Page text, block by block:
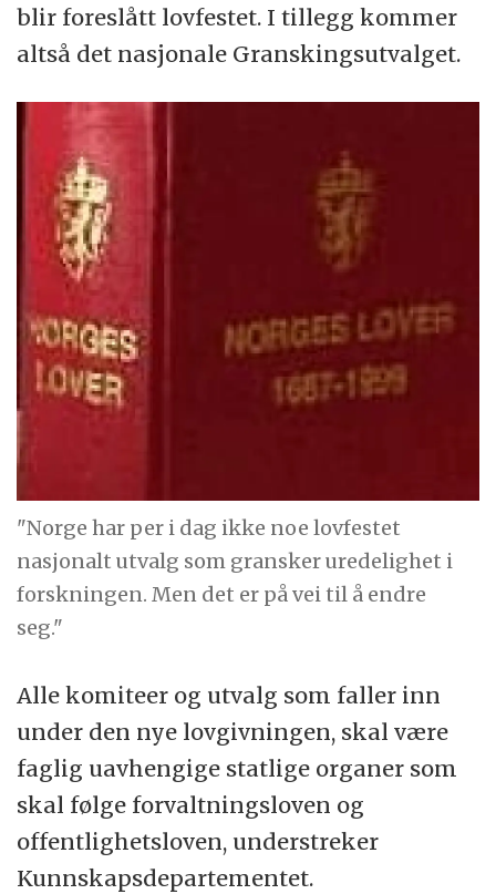
blir foreslått lovfestet. I tillegg kommer
altså det nasjonale Granskingsutvalget.
"Norge har per i dag ikke noe lovfestet
nasjonalt utvalg som gransker uredelighet i
forskningen. Men det er på vei til å endre
seg."
Alle komiteer og utvalg som faller inn
under den nye lovgivningen, skal være
faglig uavhengige statlige organer som
skal følge forvaltningsloven og
offentlighetsloven, understreker
Kunnskapsdepartementet.